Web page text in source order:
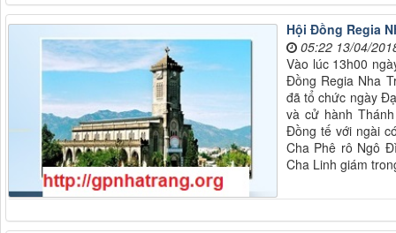
Hội Đồng Regia
05:22 13/04/
Vào lúc 13h00
Đồng Regia Nha
đã tổ chức ngày
và cử hành
Đồng tế với ngài
Cha Phê rô Ngô
Cha Linh giám